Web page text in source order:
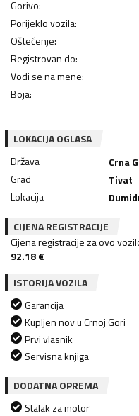
Gorivo:
Porijeklo vozila:
Oštećenje:
Registrovan do:
Vodi se na mene:
Boja:
LOKACIJA OGLASA
Država
Crna
Grad
Tivat
Lokacija
CIJENA REGISTRACIJE
Cijena registracije za ovo
92.18€
ISTORIJA VOZILA
Garancija
Kupljen nov u Crnoj Gori
Prvi vlasnik
Servisna knjiga
DODATNA OPREMA
Stalak za motor